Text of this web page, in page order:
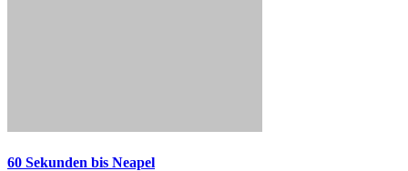
60 Sekunden bis Neapel